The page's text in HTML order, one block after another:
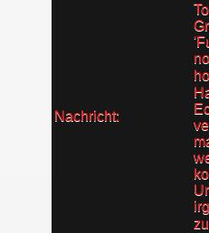
Nachricht: